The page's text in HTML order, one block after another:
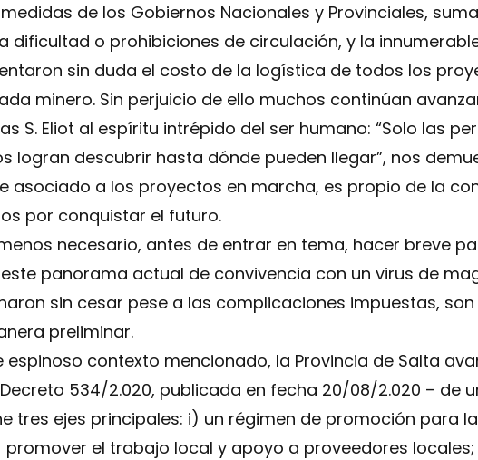
medidas de los Gobiernos Nacionales y Provinciales,
dificultad o prohibiciones de circulación, y la
sin duda el costo de la logística de todos los
minero. Sin perjuicio de ello muchos continúan
S. Eliot al espíritu intrépido del ser humano: “Solo las
logran descubrir hasta dónde pueden llegar”, nos
asociado a los proyectos en marcha, es propio de la
por conquistar el futuro.
necesario, antes de entrar en tema, hacer breve
panorama actual de convivencia con un virus de
sin cesar pese a las complicaciones impuestas,
preliminar.
espinoso contexto mencionado, la Provincia de Salta
534/2.020, publicada en fecha 20/08/2.020 – de
tres ejes principales: i) un régimen de promoción para
promover el trabajo local y apoyo a proveedores